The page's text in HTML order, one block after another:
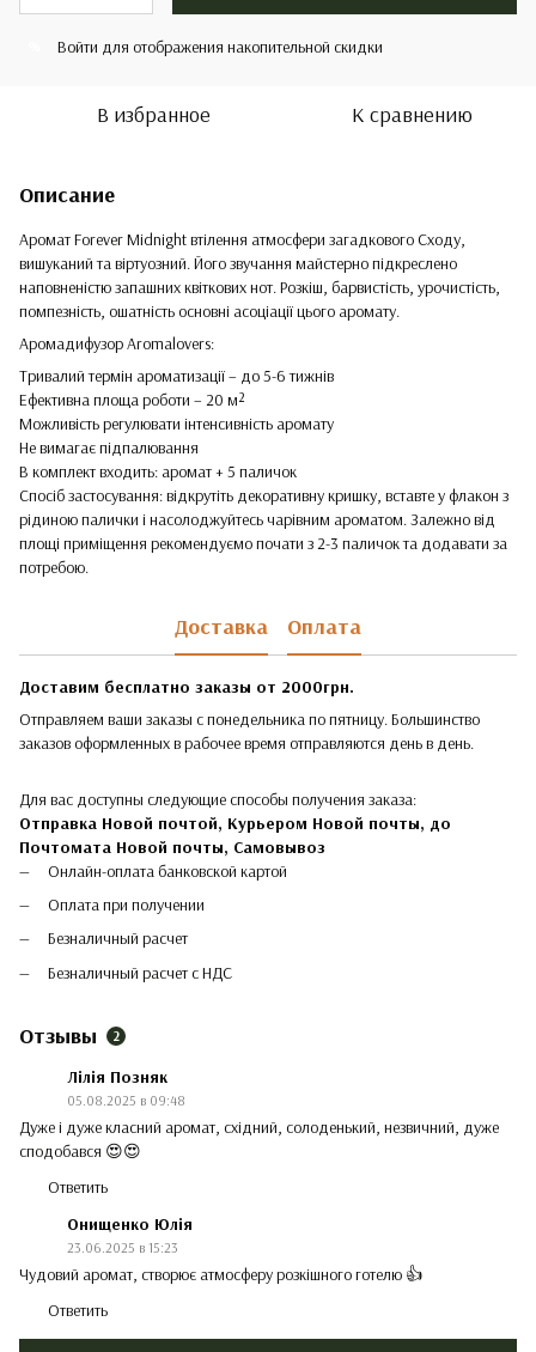
Войти для отображения накопительной скидки
В избранное К сравнению
Описание
Аромат Forever Midnight втілення атмосфери загадкового Сходу,
вишуканий та віртуозний. Його звучання майстерно підкреслено
наповненістю запашних квіткових нот. Розкіш, барвистість, урочистість,
помпезність, ошатність основні асоціації цього аромату.
Аромадифузор Aromalovers:
Тривалий термін ароматизації – до 5-6 тижнів
Ефективна площа роботи – 20 м²
Можливість регулювати інтенсивність аромату
Не вимагає підпалювання
В комплект входить: аромат + 5 паличок
Спосіб застосування: відкрутіть декоративну кришку, вставте у флакон з
рідиною палички і насолоджуйтесь чарівним ароматом. Залежно від
площі приміщення рекомендуємо почати з 2-3 паличок та додавати за
потребою.
Доставка Оплата
Доставим бесплатно заказы от 2000грн.
Отправляем ваши заказы с понедельника по пятницу. Большинство
заказов оформленных в рабочее время отправляются день в день.
Для вас доступны следующие способы получения заказа:
Отправка Новой почтой, Курьером Новой почты, до
Почтомата Новой почты, Самовывоз
Онлайн-оплата банковской картой
Оплата при получении
Безналичный расчет
Безналичный расчет с НДС
Отзывы 2
Лілія Позняк
05.08.2025 в 09:48
Дуже і дуже класний аромат, східний, солоденький, незвичний, дуже
сподобався 😍😍
Ответить
Онищенко Юлія
23.06.2025 в 15:23
Чудовий аромат, створює атмосферу розкішного готелю 👍
Ответить